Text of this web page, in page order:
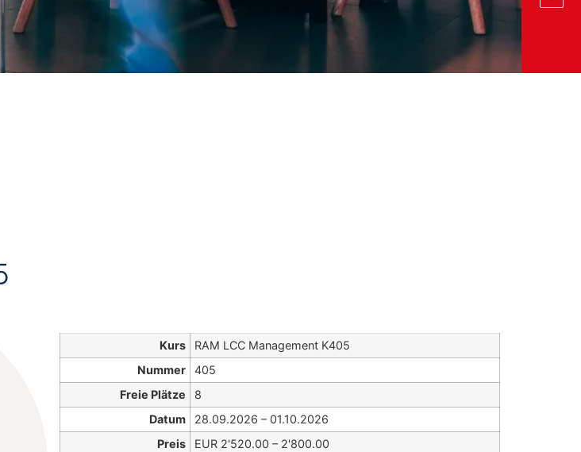
Kurs
RAM LCC Management K405
Nummer
405
Freie Plätze
8
Datum
28.09.2026 – 01.10.2026
Preis
EUR 2'520.00 – 2'800.00